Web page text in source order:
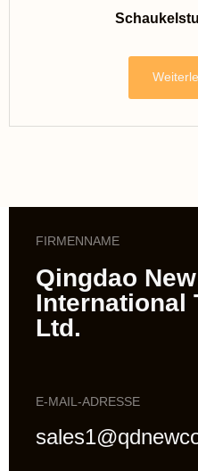
FIRMENNAME
Qingdao
International
Ltd.
E-MAIL-ADRESSE